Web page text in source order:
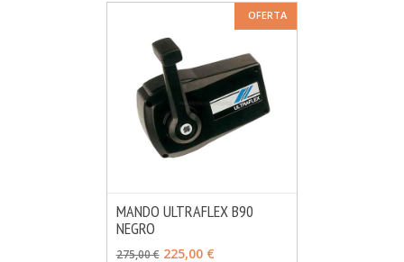
OFERTA
AÑADIR
MANDO ULTRAFLEX B90
NEGRO
275,00 € 225,00 €